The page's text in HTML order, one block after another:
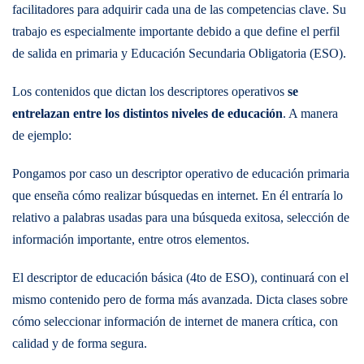
facilitadores para adquirir cada una de las competencias clave. Su
trabajo es especialmente importante debido a que define el perfil
de salida en primaria y Educación Secundaria Obligatoria (ESO).
Los contenidos que dictan los descriptores operativos se
entrelazan entre los distintos niveles de educación. A manera
de ejemplo:
Pongamos por caso un descriptor operativo de educación primaria
que enseña cómo realizar búsquedas en internet. En él entraría lo
relativo a palabras usadas para una búsqueda exitosa, selección de
información importante, entre otros elementos.
El descriptor de educación básica (4to de ESO), continuará con el
mismo contenido pero de forma más avanzada. Dicta clases sobre
cómo seleccionar información de internet de manera crítica, con
calidad y de forma segura.